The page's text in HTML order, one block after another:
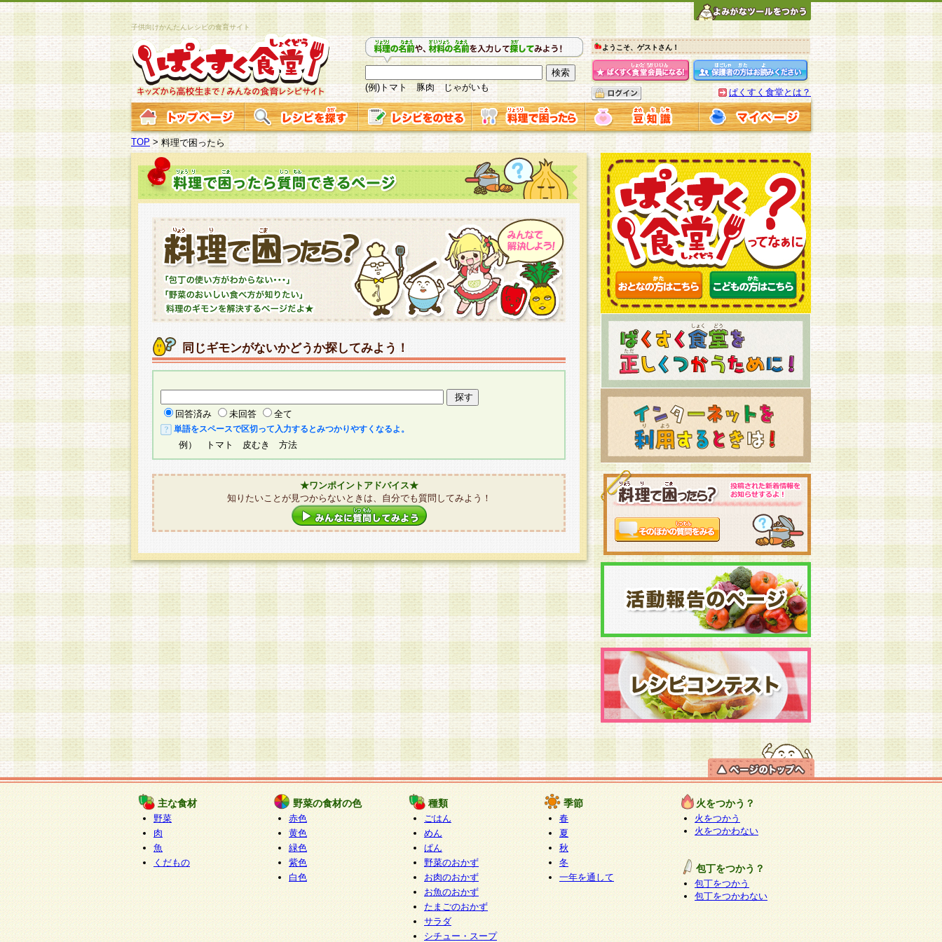
子供向けかんたんレシピの食育サイト
(例)トマト 豚肉 じゃがいも
ようこそ、ゲストさん！
ぱくすく食堂とは？
TOP > 料理で困ったら
同じギモンがないかどうか探してみよう！
回答済み 未回答 全て
単語をスペースで区切って入力するとみつかりやすくなるよ。
例） トマト 皮むき 方法
★ワンポイントアドバイス★
知りたいことが見つからないときは、自分でも質問してみよう！
主な食材
野菜
肉
魚
くだもの
野菜の食材の色
赤色
黄色
緑色
紫色
白色
種類
ごはん
めん
ぱん
野菜のおかず
お肉のおかず
お魚のおかず
たまごのおかず
サラダ
シチュー・スープ
季節
春
夏
秋
冬
一年を通して
火をつかう？
火をつかう
火をつかわない
包丁をつかう？
包丁をつかう
包丁をつかわない